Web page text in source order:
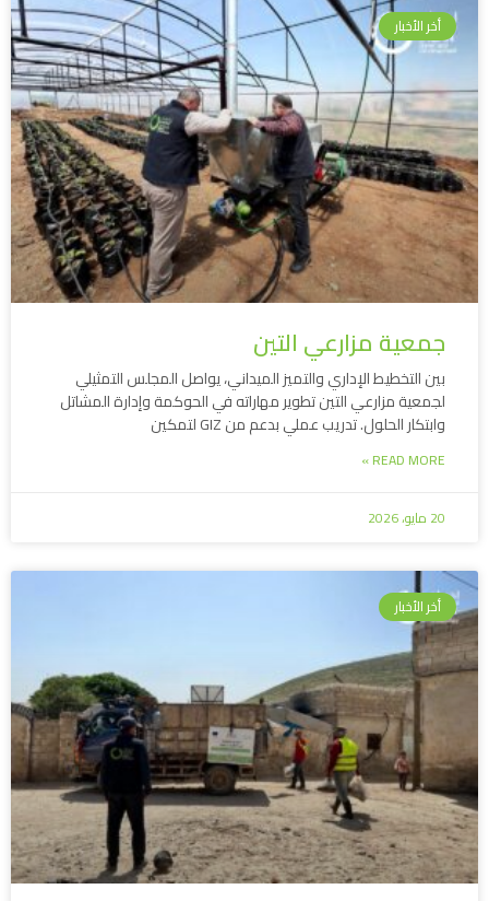
أخر الأخبار
جمعية مزارعي التين
بين التخطيط الإداري والتميز الميداني، يواصل المجلس التمثيلي
لجمعية مزارعي التين تطوير مهاراته في الحوكمة وإدارة المشاتل
وابتكار الحلول. تدريب عملي بدعم من GIZ لتمكين
READ MORE »
20 مايو، 2026
أخر الأخبار